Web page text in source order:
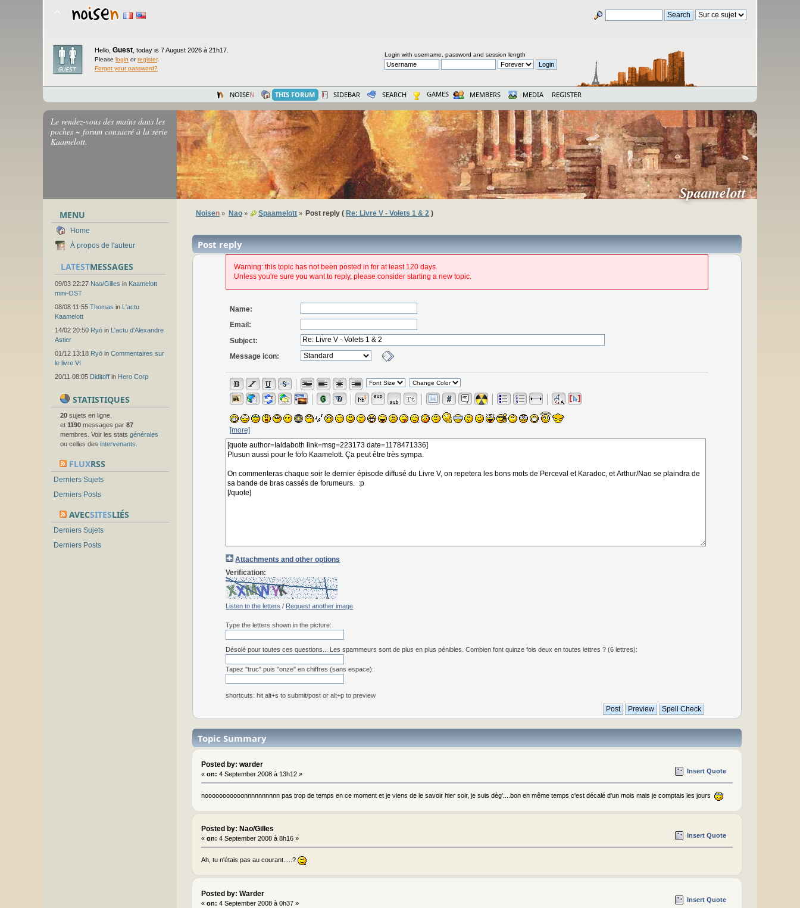
Hello, Guest today is 7 August 2026 à 21h17.
Please login orregister.
Forgot your password?
Login with username, password and session length
NOISEN THIS FORUM SIDEBAR SEARCH GAMES MEMBERS MEDIA REGISTER
Le rendez-vous des mains dans les
poches ~ forum consacré à la série
Kaamelott.
MENU
Home
À propos de l'auteur
LATESTMESSAGES
09/03 22:27 Nao/Gilles in Kaamelott
mini-OST
08/08 11:55 Thomas in L'actu
Kaamelott
14/02 20:50 Ryō in L'actu d'Alexandre
Astier
01/12 13:18 Ryō in Commentaires sur
le livre VI
20/11 08:05 Diditoff in Hero Corp
STATISTIQUES
20 sujets en ligne,
et 1190 messages par 87
membres. Voir les stats générales
ou celles des intervenants
FLUXRSS
Derniers Sujets
Derniers Posts
AVECSITESLIÉS
Derniers Sujets
Derniers Posts
Spaamelott
Noisen » Nao» Spaamelott» Post reply ( Re: Livre V - Volets 1 & 2 )
Post reply
Warning: this topic has not been posted in for at least 120 days.
Unless you're sure you want to reply, please consider starting a new topic.
Name:
Email:
Subject:
Message icon:
[more]
Attachments and other options
Verification:
Listen to the letters / Request another image
Type the letters shown in the picture:
Désolé pour toutes ces questions... Les spammeurs sont de plus en plus pénibles. Combien font quinze fois deux en toutes lettres ? (6 lettres):
Tapez "truc" puis "onze" en chiffres (sans espace):
shortcuts: hit alt+s to submit/post or alt+p to preview
Topic Summary
Posted by: warder
« on: 4 September 2008 à 13h12 » Insert Quote
nooooooooooonnnnnnnnnn pas trop de temps en ce moment et je viens de le savoir hier soir, je suis dèg'....bon en même temps c'est décalé d'un mois mais je comptais les jours
Posted by: Nao/Gilles
« on: 4 September 2008 à 8h16 » Insert Quote
Ah, tu n'étais pas au courant.....?
Posted by: Warder
« on: 4 September 2008 à 0h37 » Insert Quote